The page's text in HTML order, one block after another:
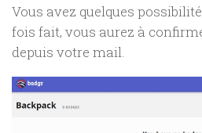
Vous avez quelques
fois fait, vous aurez à
depuis votre mail.